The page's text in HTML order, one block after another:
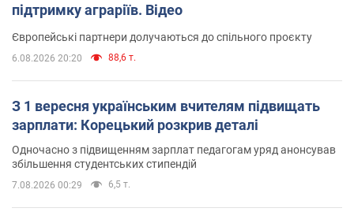
підтримку аграріїв. Відео
Європейські партнери долучаються до спільного проєкту
6.08.2026 20:20 88,6 т.
З 1 вересня українським вчителям підвищать
зарплати: Корецький розкрив деталі
Одночасно з підвищенням зарплат педагогам уряд анонсував
збільшення студентських стипендій
7.08.2026 00:29 6,5 т.